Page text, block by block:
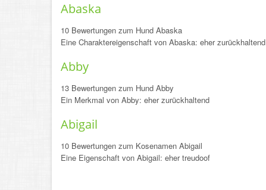
Abaska
10 Bewertungen zum Hund Abaska
Eine Charaktereigenschaft von Abaska: eher zurückhaltend
Abby
13 Bewertungen zum Hund Abby
Ein Merkmal von Abby: eher zurückhaltend
Abigail
10 Bewertungen zum Kosenamen Abigail
Eine Eigenschaft von Abigail: eher treudoof